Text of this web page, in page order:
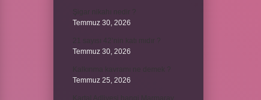
Temmuz 30, 2026
Temmuz 30, 2026
Temmuz 25, 2026